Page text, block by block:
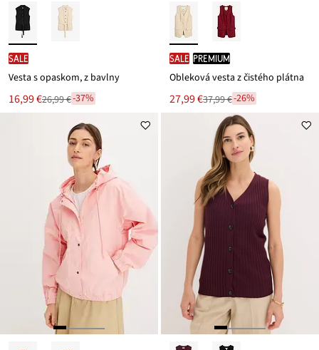
SALE
Vesta s opaskom, z bavlny
Nová
cena
16,99 €
Zľava 26,99 €-37%
SALE PREMIUM
Obleková vesta z čistého plátna
Nová
cena
27,99 €
Zľava 37,99 €-26%